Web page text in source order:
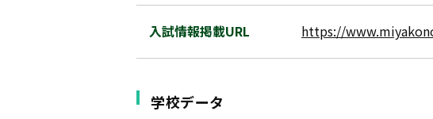
入試情報掲載URL https://
学校データ